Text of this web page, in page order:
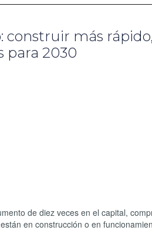
más
para 2030
de diez veces en el capital,
en construcción o en